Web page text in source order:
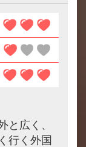
と広く、
行く外国